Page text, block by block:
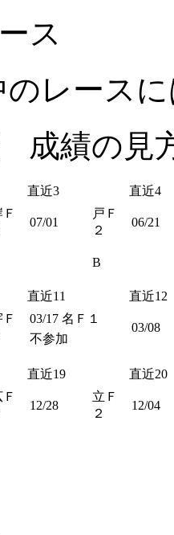
ース
のレース
成績の見
直近3 直近4
Ｆ
07/01
戸Ｆ
２
B
06/21
直近11 直近12
03/17 名Ｆ１
不参加
03/08
直近19
直近20
Ｆ
12/28
立Ｆ
２
12/04